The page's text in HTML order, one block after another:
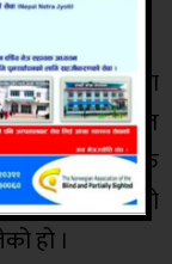
भइरहेको जिल्ला
उपरिक्षक सुमित
पनि जुवाडहरु
जुवा खेलिरहको
हो ।